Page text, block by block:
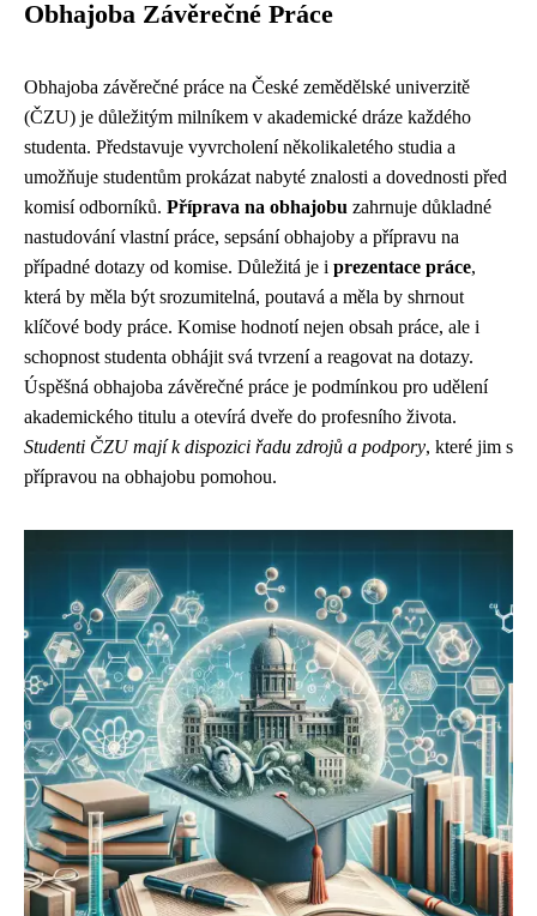
Obhajoba Závěrečné Práce
Obhajoba závěrečné práce na České zemědělské univerzitě
(ČZU) je důležitým milníkem v akademické dráze každého
studenta. Představuje vyvrcholení několikaletého studia a
umožňuje studentům prokázat nabyté znalosti a dovednosti před
komisí odborníků. Příprava na obhajobu zahrnuje důkladné
nastudování vlastní práce, sepsání obhajoby a přípravu na
případné dotazy od komise. Důležitá je i prezentace práce,
která by měla být srozumitelná, poutavá a měla by shrnout
klíčové body práce. Komise hodnotí nejen obsah práce, ale i
schopnost studenta obhájit svá tvrzení a reagovat na dotazy.
Úspěšná obhajoba závěrečné práce je podmínkou pro udělení
akademického titulu a otevírá dveře do profesního života.
Studenti ČZU mají k dispozici řadu zdrojů a podpory, které jim s
přípravou na obhajobu pomohou.